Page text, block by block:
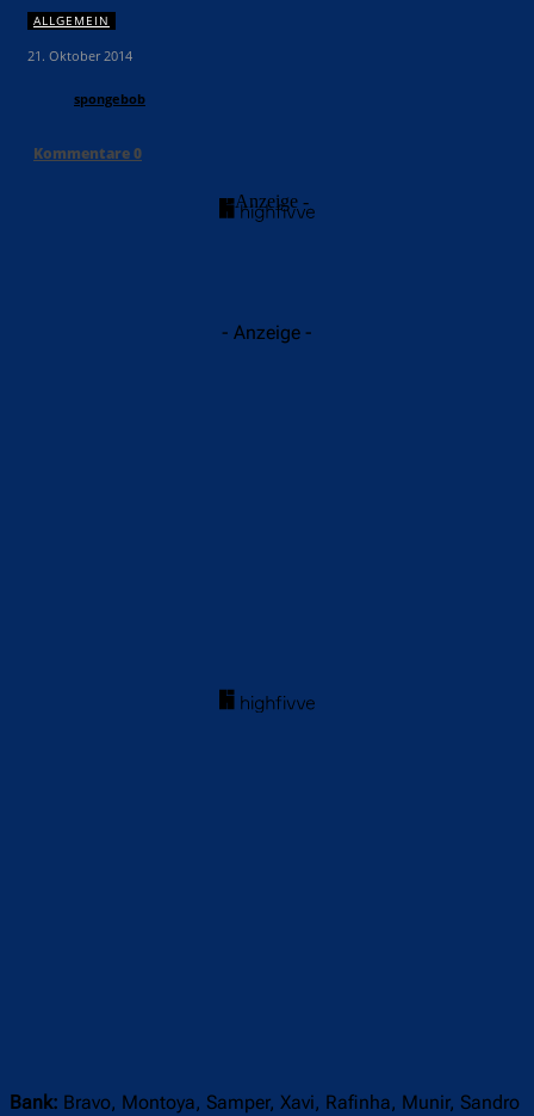
ALLGEMEIN
21. Oktober 2014
spongebob
Kommentare0
- Anzeige -
- Anzeige -
Bank: Bravo, Montoya, Samper, Xavi, Rafinha, Munir, Sandro